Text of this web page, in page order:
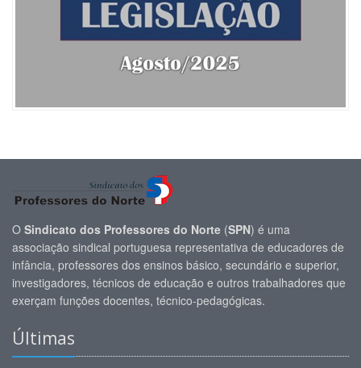
O Sindicato dos Professores do Norte (SPN) é uma
associação sindical portuguesa representativa de educadores de
infância, professores dos ensinos básico, secundário e superior,
investigadores, técnicos de educação e outros trabalhadores que
exerçam funções docentes, técnico-pedagógicas.
Últimas